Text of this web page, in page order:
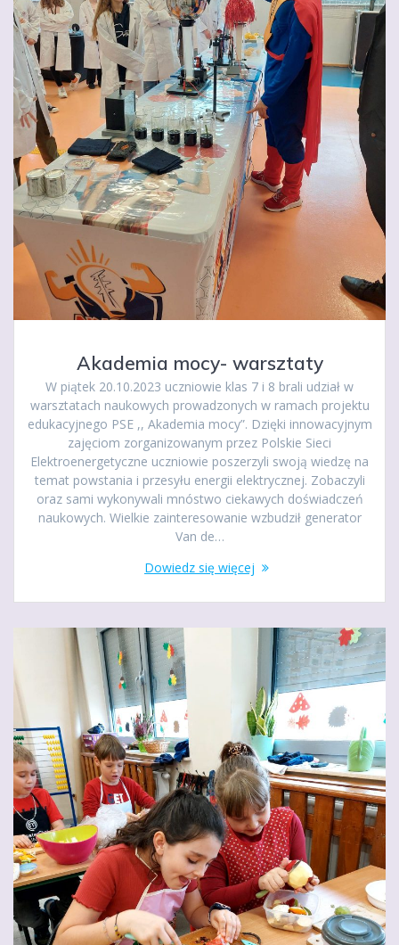
Akademia mocy- warsztaty
W piątek 20.10.2023 uczniowie klas 7 i 8 brali udział w
warsztatach naukowych prowadzonych w ramach projektu
edukacyjnego PSE ,, Akademia mocy”. Dzięki innowacyjnym
zajęciom zorganizowanym przez Polskie Sieci
Elektroenergetyczne uczniowie poszerzyli swoją wiedzę na
temat powstania i przesyłu energii elektrycznej. Zobaczyli
oraz sami wykonywali mnóstwo ciekawych doświadczeń
naukowych. Wielkie zainteresowanie wzbudził generator
Van de…
Dowiedz się więcej